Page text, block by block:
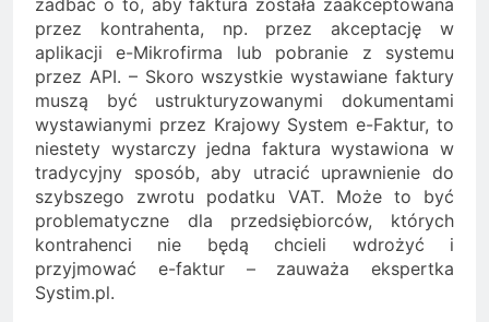
przez kontrahenta, np. przez akceptację w
aplikacji e-Mikrofirma lub pobranie z systemu
przez API. – Skoro wszystkie wystawiane faktury
muszą być ustrukturyzowanymi dokumentami
wystawianymi przez Krajowy System e-Faktur, to
niestety wystarczy jedna faktura wystawiona w
tradycyjny sposób, aby utracić uprawnienie do
szybszego zwrotu podatku VAT. Może to być
problematyczne dla przedsiębiorców, których
kontrahenci nie będą chcieli wdrożyć i
przyjmować e-faktur – zauważa ekspertka
Systim.pl.